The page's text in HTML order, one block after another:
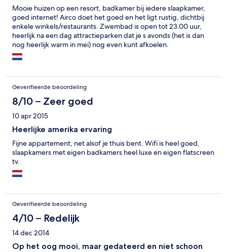
Mooie huizen op een resort, badkamer bij iedere slaapkamer,
goed internet! Airco doet het goed en het ligt rustig, dichtbij
enkele winkels/restaurants. Zwembad is open tot 23.00 uur,
heerlijk na een dag attractieparken dat je s avonds (het is dan
nog heerlijk warm in mei) nog even kunt afkoelen.
Geverifieerde beoordeling
8/10 – Zeer goed
10 apr 2015
Heerlijke amerika ervaring
Fijne appartement, net alsof je thuis bent. Wifi is heel goed,
slaapkamers met eigen badkamers heel luxe en eigen flatscreen
tv.
Geverifieerde beoordeling
4/10 – Redelijk
14 dec 2014
Op het oog mooi, maar gedateerd en niet schoon